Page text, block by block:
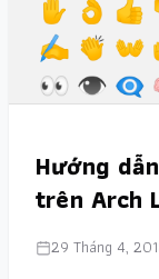
Hướng
trên Arch
29 Tháng 4,